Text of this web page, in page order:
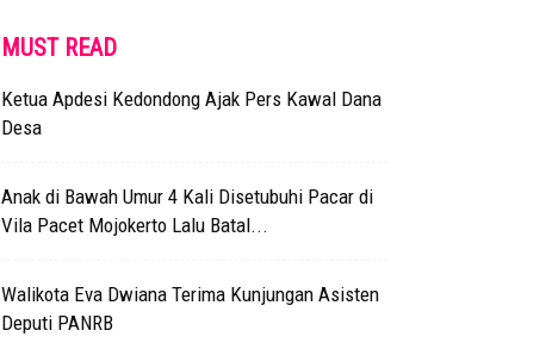
MUST READ
Ketua Apdesi Kedondong Ajak Pers Kawal Dana
Desa
Anak di Bawah Umur 4 Kali Disetubuhi Pacar di
Vila Pacet Mojokerto Lalu Batal...
Walikota Eva Dwiana Terima Kunjungan Asisten
Deputi PANRB